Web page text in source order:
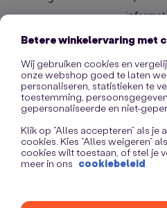
Betere winkelervaring met
Wij gebruiken cookies en
onze webshop goed te laten
personaliseren, statistieken te
toestemming,
gepersonaliseerde en niet-
Klik op “Alles accepteren” als
cookies. Kies “Alles weigeren”
cookies wilt toestaan, of stel je
meer in ons cookiebeleid